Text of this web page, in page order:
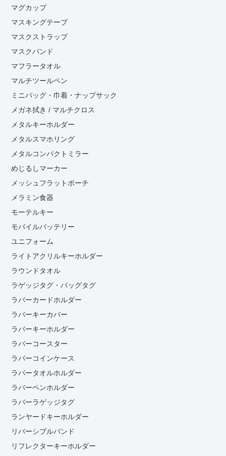
マグカップ
マスキングテープ
マスクストラップ
マスクバンド
マフラータオル
マルチツールペン
ミニバッグ・巾着・ナップサック
メガネ拭き / マルチクロス
メタルキーホルダー
メタルスマホリング
メタルコンパクトミラー
めじるしマーカー
メッシュフラットポーチ
メラミン食器
モーテルキー
モバイルバッテリー
ユニフォーム
ライトアクリルキーホルダー
ラウンドタオル
ラゲッジタグ・バッグタグ
ラバーカードホルダー
ラバーキーカバー
ラバーキーホルダー
ラバーコースター
ラバーコインケース
ラバータオルホルダー
ラバーペンホルダー
ラバーラゲッジタグ
ランヤードキーホルダー
リバーシブルバンド
リフレクターキーホルダー